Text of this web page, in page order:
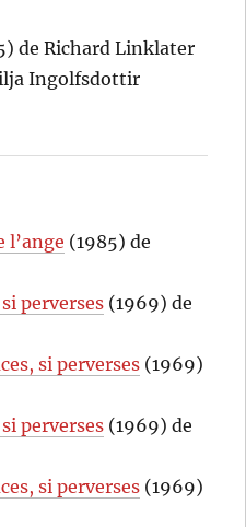
de Richard Linklater
Ingolfsdottir
l’ange (1985) de
perverses (1969) de
si perverses (1969)
perverses (1969) de
si perverses (1969)